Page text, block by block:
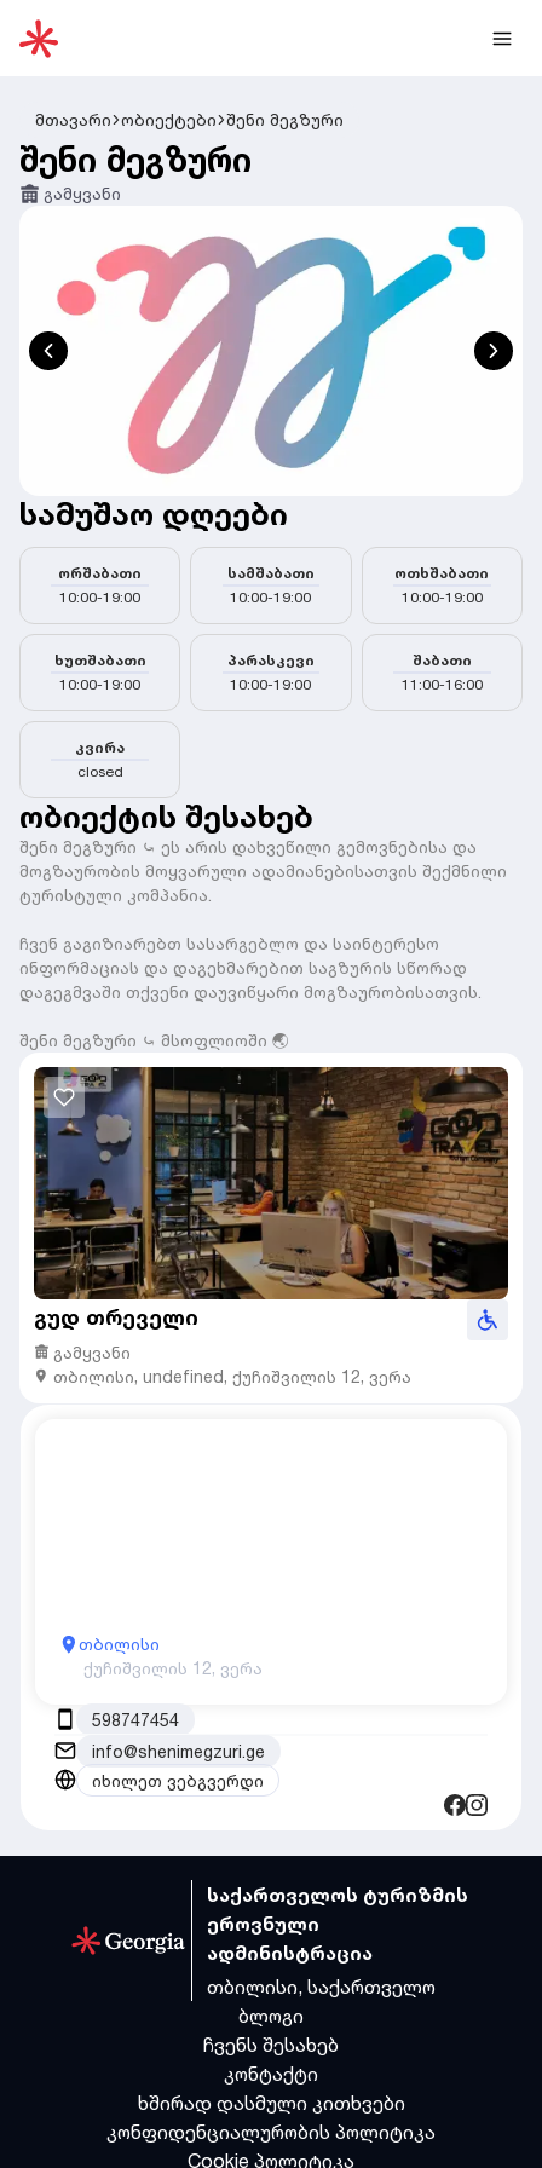
მთავარი ობიექტები შენი მეგზური
შენი მეგზური
გამყვანი
სამუშაო დღეები
ორშაბათი
10:00-19:00
სამშაბათი
10:00-19:00
ოთხშაბათი
10:00-19:00
ხუთშაბათი
10:00-19:00
პარასკევი
10:00-19:00
შაბათი
11:00-16:00
კვირა
closed
ობიექტის შესახებ
შენი მეგზური ⤿ ეს არის დახვეწილი გემოვნებისა და
მოგზაურობის მოყვარული ადამიანებისათვის შექმნილი
ტურისტული კომპანია.
ჩვენ გაგიზიარებთ სასარგებლო და საინტერესო
ინფორმაციას და დაგეხმარებით საგზურის სწორად
დაგეგმვაში თქვენი დაუვიწყარი მოგზაურობისათვის.
შენი მეგზური ⤿ მსოფლიოში 🌏
გუდ თრეველი
გამყვანი
თბილისი, undefined, ქუჩიშვილის 12, ვერა
თბილისი
ქუჩიშვილის 12, ვერა
598747454
info@shenimegzuri.ge
იხილეთ ვებგვერდი
საქართველოს ტურიზმის
ეროვნული
ადმინისტრაცია
თბილისი, საქართველო
ბლოგი
ჩვენს შესახებ
კონტაქტი
ხშირად დასმული კითხვები
კონფიდენციალურობის პოლიტიკა
Cookie პოლიტიკა